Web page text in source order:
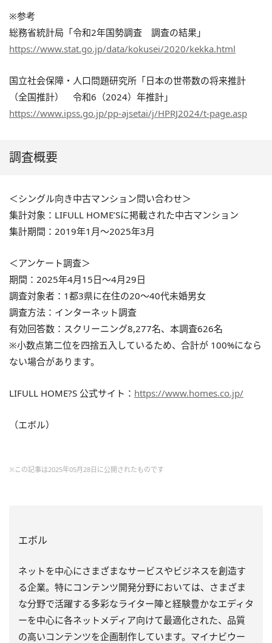
※参考
総務省統計局「令和2年国勢調査 調査の結果」
https://www.stat.go.jp/data/kokusei/2020/kekka.html
国立社会保障・人口問題研究所「日本の世帯数の将来推計
（全国推計） 令和6（2024）年推計」
https://www.ipss.go.jp/pp-ajsetai/j/HPRJ2024/t-page.asp
調査概要
＜シングル向き中古マンション問い合わせ＞
集計対象：LIFULL HOME’Sに掲載された中古マンション
集計期間：2019年1月〜2025年3月
＜アンケート調査＞
期間：2025年4月15日〜4月29日
調査対象者：1都3県に在住の20〜40代未婚男女
調査方法：インターネット調査
有効回答数：スクリーニング8,277名、本調査626名
※小数点第二位を四捨五入しているため、合計が 100%になら
ない場合があります。
LIFULL HOME?S 公式サイト： https://www.homes.co.jp/
（エボル）
※この記事は2025年05月28日に公開されたものです
エボル
ネットを中心にさまざまなサービスやビジネスを創造す
る企業。特にコンテンツ開発分野においては、さまざま
な分野で活躍する多彩なライター陣と経験豊かなエディタ
ーを中心に各ネットメディア向けて最適化された、品質
の高いコンテンツを企画制作しています。マイナビウー